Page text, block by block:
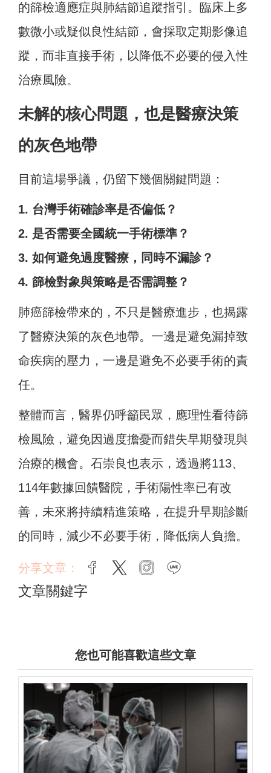
的篩檢適應症與肺結節追蹤指引。臨床上多
數微小或疑似良性結節，會採取定期影像追
蹤，而非直接手術，以降低不必要的侵入性
治療風險。
未解的核心問題，也是醫療決策
的灰色地帶
目前這場爭議，仍留下幾個關鍵問題：
1. 台灣手術確診率是否偏低？
2. 是否需要全國統一手術標準？
3. 如何避免過度醫療，同時不漏診？
4. 篩檢對象與策略是否需調整？
肺癌篩檢帶來的，不只是醫療進步，也揭露
了醫療決策的灰色地帶。一邊是避免漏掉致
命疾病的壓力，一邊是避免不必要手術的責
任。
整體而言，醫界仍呼籲民眾，應理性看待篩
檢風險，避免因過度擔憂而錯失早期發現與
治療的機會。石崇良也表示，透過將113、
114年數據回饋醫院，手術陽性率已有改
善，未來將持續精進策略，在提升早期診斷
的同時，減少不必要手術，降低病人負擔。
分享文章： facebook
twitter instagram
文章關鍵字
您也可能喜歡這些文章